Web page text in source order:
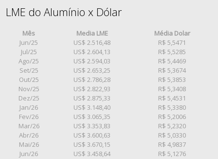
LME do Alumínio x Dólar
Mês Media LME
Média Dolar
Jun/25
US$ 2.516,48
R$ 5,5471
Jul/25
US$ 2.604,13
R$ 5,5285
Ago/25
US$ 2.594,03
R$ 5,4469
Set/25
US$ 2.653,25
R$ 5,3674
Out/25
US$ 2.786,28
R$ 5,3853
Nov/25
US$ 2.822,93
R$ 5,3408
Dez/25
US$ 2.875,33
R$ 5,4531
Jan/26
US$ 3.148,40
R$ 5,3380
Fev/26
US$ 3.065,35
R$ 5,2006
Mar/26
US$ 3.353,83
R$ 5,2320
Abr/26
US$ 3.600,63
R$ 5,0330
Mai/26
US$ 3.670,15
R$ 4,9837
Jun/26
US$ 3.458,64 R$ 5,1276